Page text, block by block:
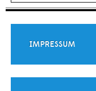
IMPRESSUM